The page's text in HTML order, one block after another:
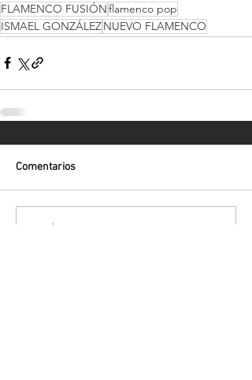
FLAMENCO FUSIÓNflamenco pop
ISMAEL GONZÁLEZNUEVO FLAMENCO
Comentarios
Escribir un comentario...